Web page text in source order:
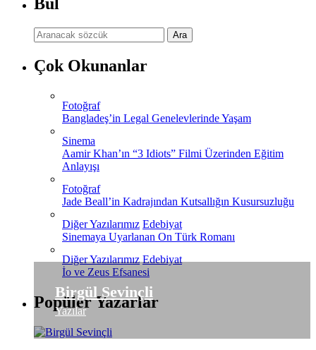
Bul
Çok Okunanlar
Fotoğraf
Bangladeş’in Legal Genelevlerinde Yaşam
Sinema
Aamir Khan’ın “3 Idiots” Filmi Üzerinden Eğitim
Anlayışı
Fotoğraf
Jade Beall’in Kadrajından Kutsallığın Kusursuzluğu
Diğer Yazılarımız Edebiyat
Sinemaya Uyarlanan On Türk Romanı
Diğer Yazılarımız Edebiyat
İo ve Zeus Efsanesi
Popüler Yazarlar
Birgül Sevinçli
Yazılar